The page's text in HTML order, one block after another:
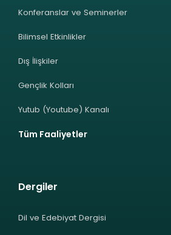
Konferanslar ve Seminerler
Bilimsel Etkinlikler
Dış İlişkiler
Gençlik Kolları
Yutub (Youtube) Kanalı
Tüm Faaliyetler
Dergiler
Dil ve Edebiyat Dergisi